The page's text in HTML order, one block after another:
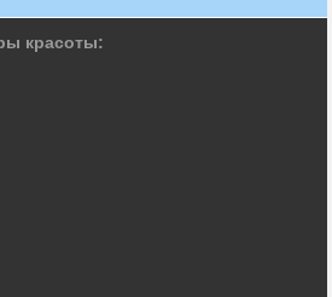
красоты: